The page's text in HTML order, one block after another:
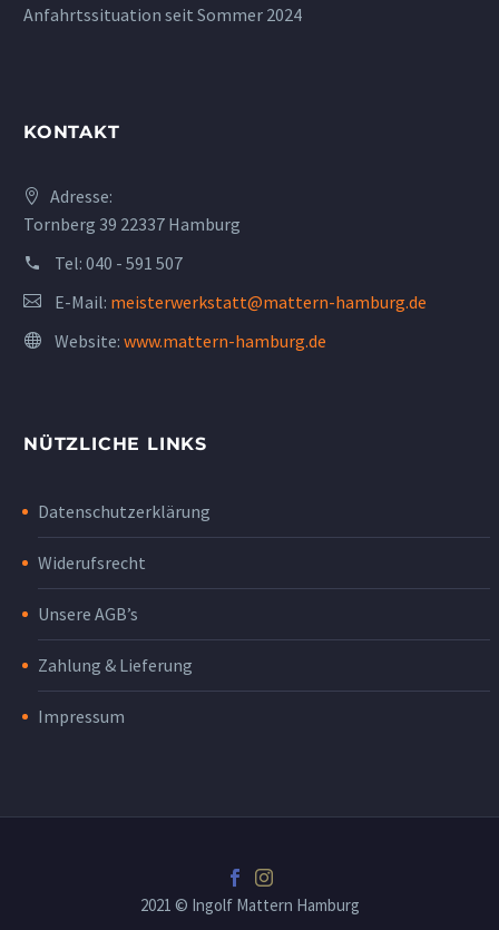
Anfahrtssituation seit Sommer 2024
KONTAKT
Adresse:
Tornberg 39 22337 Hamburg
Tel: 040 - 591 507
E-Mail: meisterwerkstatt@mattern-hamburg.de
Website: www.mattern-hamburg.de
NÜTZLICHE LINKS
Datenschutzerklärung
Widerufsrecht
Unsere AGB’s
Zahlung & Lieferung
Impressum
2021 © Ingolf Mattern Hamburg